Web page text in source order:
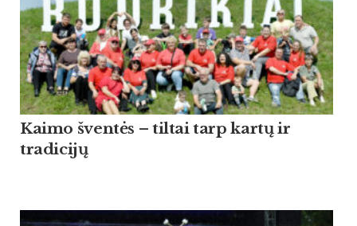
Kaimo šventės – tiltai tarp kartų ir
tradicijų